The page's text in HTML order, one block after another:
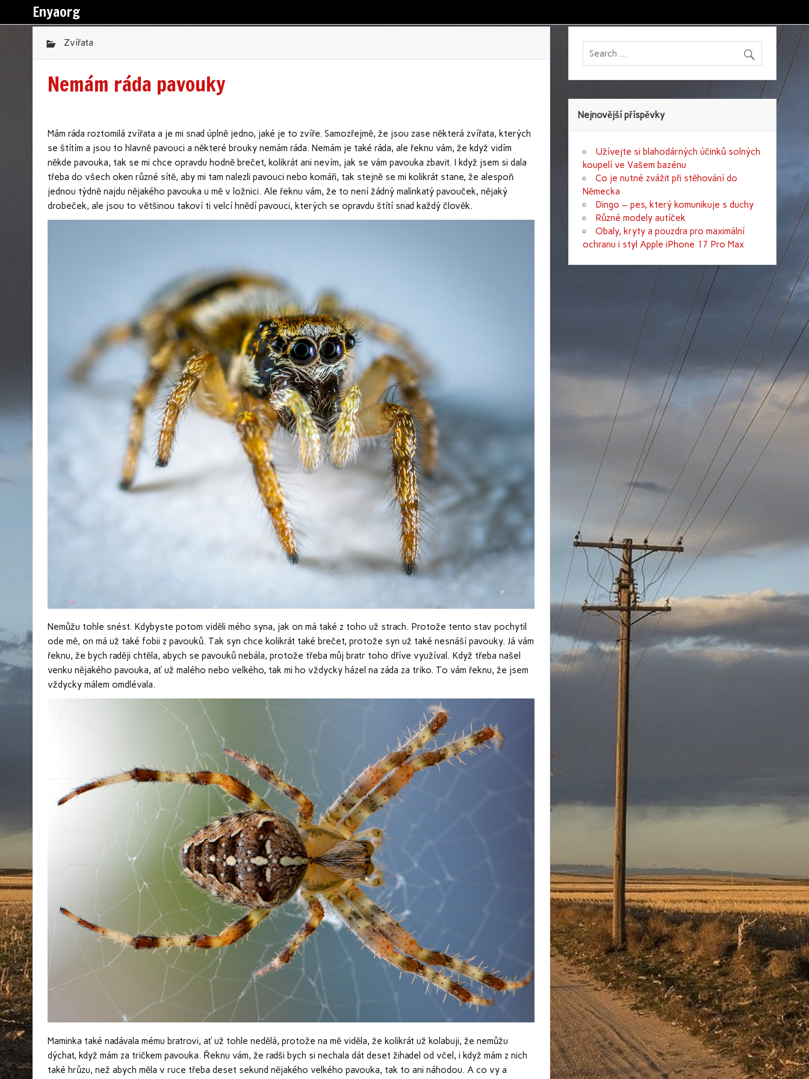
Enyaorg
Zvířata
Nemám ráda pavouky
Mám ráda roztomilá zvířata a je mi snad úplně jedno, jaké je to zvíře. Samozřejmě, že jsou zase některá zvířata, kterých
se štítím a jsou to hlavně pavouci a některé brouky nemám ráda. Nemám je také ráda, ale řeknu vám, že když vidím
někde pavouka, tak se mi chce opravdu hodně brečet, kolikrát ani nevím, jak se vám pavouka zbavit. I když jsem si dala
třeba do všech oken různé sítě, aby mi tam nalezli pavouci nebo komáři, tak stejně se mi kolikrát stane, že alespoň
jednou týdně najdu nějakého pavouka u mě v ložnici. Ale řeknu vám, že to není žádný malinkatý pavouček, nějaký
drobeček, ale jsou to většinou takoví ti velcí hnědí pavouci, kterých se opravdu štítí snad každý člověk.
Nemůžu tohle snést. Kdybyste potom viděli mého syna, jak on má také z toho už strach. Protože tento stav pochytil
ode mě, on má už také fobii z pavouků. Tak syn chce kolikrát také brečet, protože syn už také nesnáší pavouky. Já vám
řeknu, že bych raději chtěla, abych se pavouků nebála, protože třeba můj bratr toho dříve využíval. Když třeba našel
venku nějakého pavouka, ať už malého nebo velkého, tak mi ho vždycky házel na záda za triko. To vám řeknu, že jsem
vždycky málem omdlévala.
Maminka také nadávala mému bratrovi, ať už tohle nedělá, protože na mě viděla, že kolikrát už kolabuji, že nemůžu
dýchat, když mám za tričkem pavouka. Řeknu vám, že radši bych si nechala dát deset žihadel od včel, i když mám z nich
také hrůzu, než abych měla v ruce třeba deset sekund nějakého velkého pavouka, tak to ani náhodou. A co vy a
Nejnovější příspěvky
Užívejte si blahodárných účinků solných
koupelí ve Vašem bazénu
Co je nutné zvážit při stěhování do
Německa
Dingo – pes, který komunikuje s duchy
Různé modely autíček
Obaly, kryty a pouzdra pro maximální
ochranu i styl Apple iPhone 17 Pro Max